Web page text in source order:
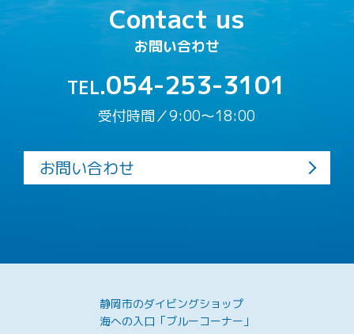
Contact us
お問い合わせ
TEL.054-253-3101
受付時間／9:00〜18:00
お問い合わせ
静岡市のダイビングショップ
海への入口「ブルーコーナー」